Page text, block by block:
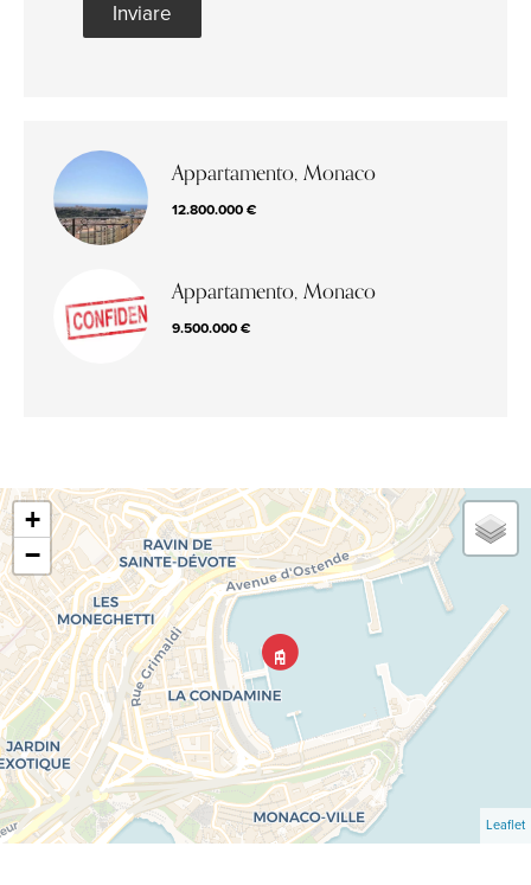
Inviare
Appartamento, Monaco
12.800.000 €
Appartamento, Monaco
9.500.000 €
+
−
Leaflet